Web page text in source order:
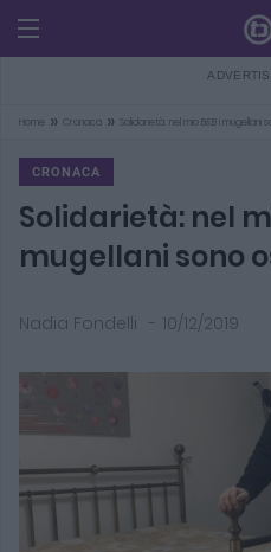
Home » Cronaca » Solidarietà: nel mio B&B i mugellani
CRONACA
Solidarietà: nel
mugellani sono
Nadia Fondelli - 10/12/2019